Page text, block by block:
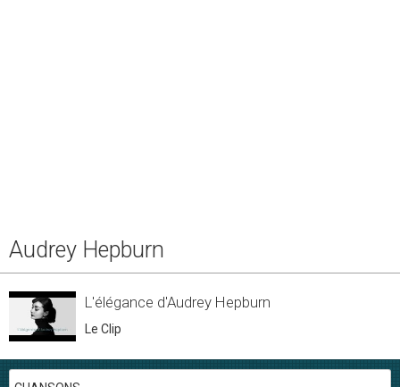
Audrey Hepburn
L'élégance d'Audrey Hepburn
Le Clip